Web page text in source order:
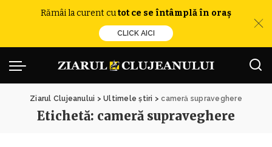
Rămâi la curent cutot ce se întâmplă în oraș
CLICK AICI
Ziarul Clujeanului >Ultimele știri >cameră supraveghere
Etichetă: cameră supraveghere